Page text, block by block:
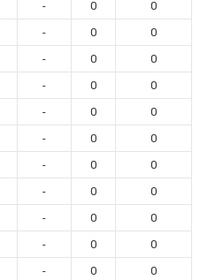
- 0
0
- 0
0
- 0
0
- 0
0
- 0
0
- 0
0
- 0
0
- 0
0
- 0
0
- 0
0
- 0
0